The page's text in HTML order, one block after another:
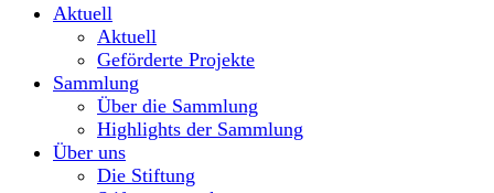
Aktuell
Aktuell
Geförderte Projekte
Sammlung
Über die Sammlung
Highlights der Sammlung
Über uns
Die Stiftung